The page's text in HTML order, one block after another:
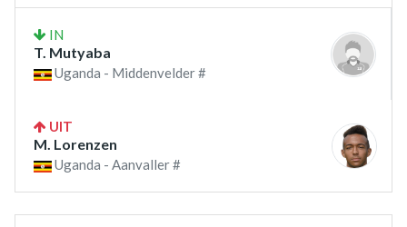
IN
T. Mutyaba
Uganda - Middenvelder #
UIT
M. Lorenzen
Uganda - Aanvaller #